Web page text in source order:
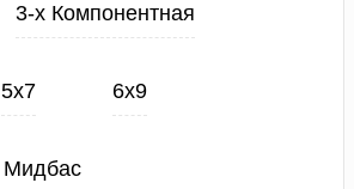
3-х Компонентная
5х7 6х9
Мидбас